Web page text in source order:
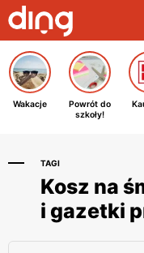
Wakacje
Powrót do
szkoły!
TAGI
Kosz na
i gazetki